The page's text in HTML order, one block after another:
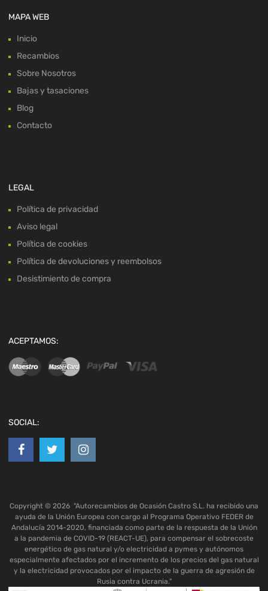
MAPA WEB
Inicio
Recambios
Sobre Nosotros
Bajas y tasaciones
Blog
Contacto
LEGAL
Política de privacidad
Aviso legal
Política de cookies
Política de devoluciones y reembolsos
Desistimiento de compra
ACEPTAMOS:
SOCIAL:
Copyright © 2026 "Autorecambios de Ocasión Castro S.L. ha recibido una
ayuda de la Unión Europea con cargo al Programa Operativo FEDER de
Andalucía 2014-2020, financiada como parte de la respuesta de la Unión
a la pandemia de COVID-19 (REACT-UE), para compensar el sobrecoste
energético de gas natural y/o electricidad a pymes y autónomos
especialmente afectados por el incremento de los precios del gas natural
y la electricidad provocados por el impacto de la guerra de agresión de
Rusia contra Ucrania."